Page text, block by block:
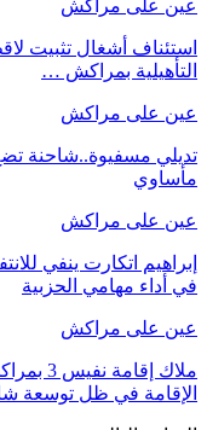
عين على مراكش
استئناف أشغال تثبيت
التأهيلية بمراكش …
عين على مراكش
تديلي مسفيوة..شاحنة
مأساوي
عين على مراكش
إبراهيم اتكارت ينفي
في أداء مهامي الحزبية
عين على مراكش
ملاك
الإقامة في ظل توسعة